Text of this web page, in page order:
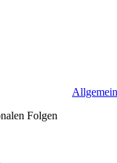
Allgemein
Folgen